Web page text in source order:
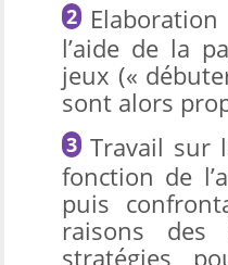
l’aide de la
jeux («
sont alors
Travail sur
fonction de
puis
raisons
stratégies